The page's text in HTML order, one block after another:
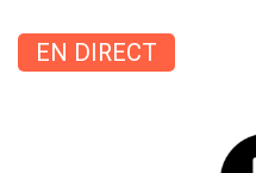
EN DIRECT